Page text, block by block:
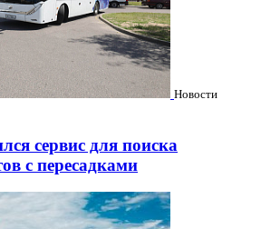
Новости
сервис для поиска
с пересадками